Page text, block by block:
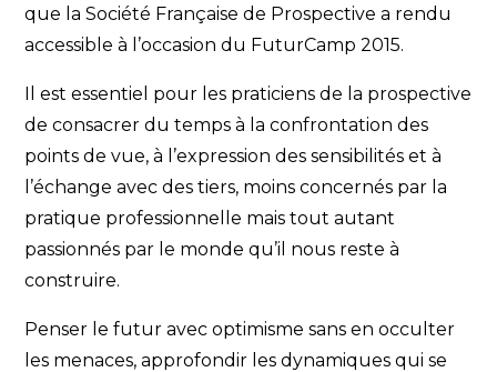
que la Société Française de Prospective a rendu
accessible à l’occasion du FuturCamp 2015.
Il est essentiel pour les praticiens de la prospective
de consacrer du temps à la confrontation des
points de vue, à l’expression des sensibilités et à
l’échange avec des tiers, moins concernés par la
pratique professionnelle mais tout autant
passionnés par le monde qu’il nous reste à
construire.
Penser le futur avec optimisme sans en occulter
les menaces, approfondir les dynamiques qui se